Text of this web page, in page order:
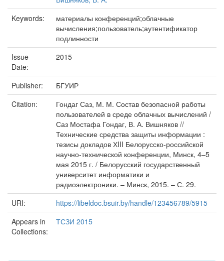
Keywords:
материалы конференций;облачные
вычисления;пользователь;аутентификатор
подлинности
Issue
Date:
2015
Publisher:
БГУИР
Citation:
Гондаг Саз, М. М. Состав безопасной работы
пользователей в среде облачных вычислений /
Саз Мостафа Гондаг, В. А. Вишняков //
Технические средства защиты информации :
тезисы докладов ХIII Белорусско-российской
научно-технической конференции, Минск, 4–5
мая 2015 г. / Белорусский государственный
университет информатики и
радиоэлектроники. – Минск, 2015. – С. 29.
URI:
https://libeldoc.bsuir.by/handle/123456789/5915
Appears in
Collections:
ТСЗИ 2015